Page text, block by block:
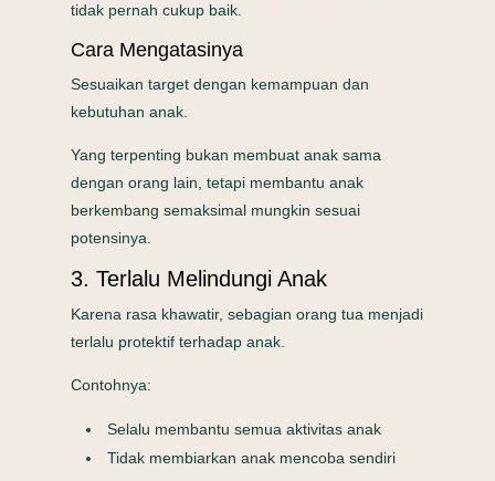
tidak pernah cukup baik.
Cara Mengatasinya
Sesuaikan target dengan kemampuan dan
kebutuhan anak.
Yang terpenting bukan membuat anak sama
dengan orang lain, tetapi membantu anak
berkembang semaksimal mungkin sesuai
potensinya.
3. Terlalu Melindungi Anak
Karena rasa khawatir, sebagian orang tua menjadi
terlalu protektif terhadap anak.
Contohnya:
Selalu membantu semua aktivitas anak
Tidak membiarkan anak mencoba sendiri